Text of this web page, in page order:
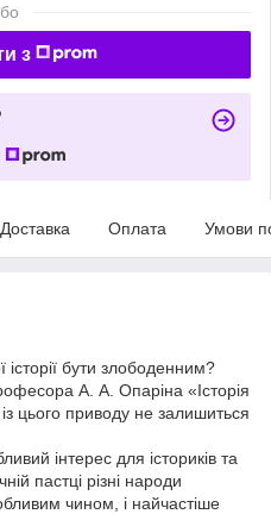
з
Доставка Оплата Умови
бути злободенним?
А. А. Опаріна «Історія
цього приводу не залишиться
інтерес для істориків та
пастці різні народи
чином, і найчастіше